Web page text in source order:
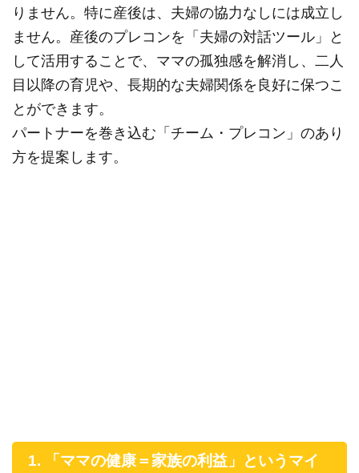
りません。特に産後は、夫婦の協力なしには成立し
ません。産後のプレコンを「夫婦の対話ツール」と
して活用することで、ママの孤独感を解消し、二人
目以降の育児や、長期的な夫婦関係を良好に保つこ
とができます。
パートナーを巻き込む「チーム・プレコン」のあり
方を提案します。
1. 「ママの健康＝家族の利益」というマイ